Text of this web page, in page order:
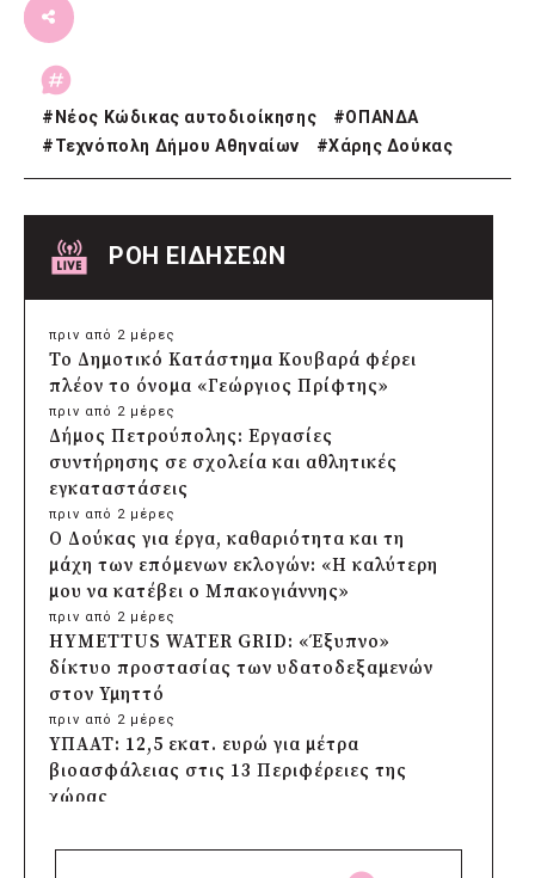
# Νέος Κώδικας αυτοδιοίκησης #ΟΠΑΝΔΑ
#Τεχνόπολη Δήμου Αθηναίων #Χάρης Δούκας
ΡΟΗ ΕΙΔΗΣΕΩΝ
πριν από 2 μέρες
Το Δημοτικό Κατάστημα Κουβαρά φέρει
πλέον το όνομα «Γεώργιος Πρίφτης»
πριν από 2 μέρες
Δήμος Πετρούπολης: Εργασίες
συντήρησης σε σχολεία και αθλητικές
εγκαταστάσεις
πριν από 2 μέρες
Ο Δούκας για έργα, καθαριότητα και τη
μάχη των επόμενων εκλογών: «Η καλύτερη
μου να κατέβει ο Μπακογιάννης»
πριν από 2 μέρες
HYMETTUS WATER GRID: «Έξυπνο»
δίκτυο προστασίας των υδατοδεξαμενών
στον Υμηττό
πριν από 2 μέρες
ΥΠΑΑΤ: 12,5 εκατ. ευρώ για μέτρα
βιοασφάλειας στις 13 Περιφέρειες της
χώρας
Πρέσπεια 2026: Έξι ημέρες πολιτισμού,